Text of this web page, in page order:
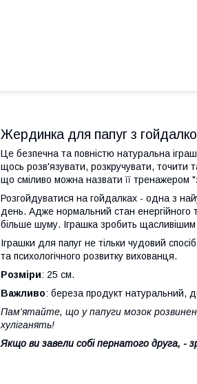
Жердинка для папуг з
Це безпечна та повністю натуральна
щось розв'язувати, розкручувати, точити
що сміливо можна назвати її тренажером
Розгойдуватися на гойдалках - одна з
день. Адже нормальний стан енергійного
більше шуму. Іграшка зробить
Іграшки для папуг не тільки чудовий
та психологічного розвитку вихованця.
Розміри: 25 см.
Важливо: береза ​​продукт
Пам'ятайте, що у папуги мозок
хуліганять!
Якщо ви завели собі пернатого друга, -